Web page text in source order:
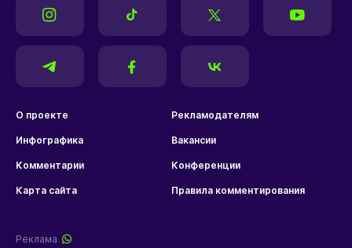
О проекте Рекламодателям
Инфографика Вакансии
Комментарии Конференции
Карта сайта Правила комментирования
Реклама